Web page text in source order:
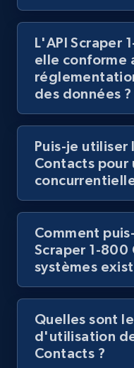
Lazada - Products
URL, Title, Rating,
price, Currency,
991+ 165+
Lazada -
keyword
URL, Title, Rating,
price, Currency,
Lazada - Products
L'API Scraper
elle conforme
des données ?
Puis-je utiliser
Contacts pour
Comment
Scraper 1-800
systèmes
Quelles sont
d'utilisation
Contacts ?